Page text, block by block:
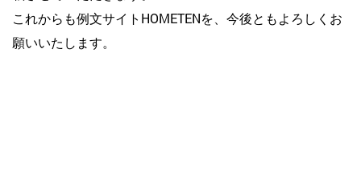
これからも例文サイトHOMETENを、今後ともよろしくお
願いいたします。